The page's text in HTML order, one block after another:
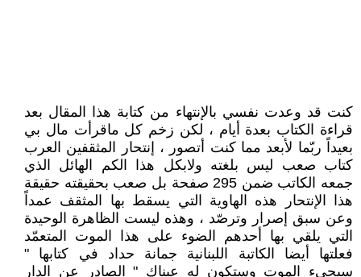
كنت قد وعدت نفسي بالإنتهاء من كتابة هذا المقال بعد
قراءة الكتاب بعدة أيام ، لكن زخم كل ماقرأت مال بي
بعيداً ربّما لأبعد مما كنت أتصور ، إنتحار المثقفين العرب
كتاب صعب ليس بلغته ولابكل هذا الكم الهائل الذي
جمعه الكاتب ضمن 295 صفحة بل صعب بحقيقته حقيقة
هذا الإنتحار هذه الهاوية التي يسقط بها المثقف عمداً
وعن سبق إصرار وترصّد ، وهذه ليست الظاهرة الوحيدة
التي يلقي بها أحدهم الضوء على هذا الموت المتعمّد
فعلتها أيضا الكاتبة اللبنانية جمانة حداد في كتابها "
سيجيء الموت وستكون له عيناك " الصادر عن الدار